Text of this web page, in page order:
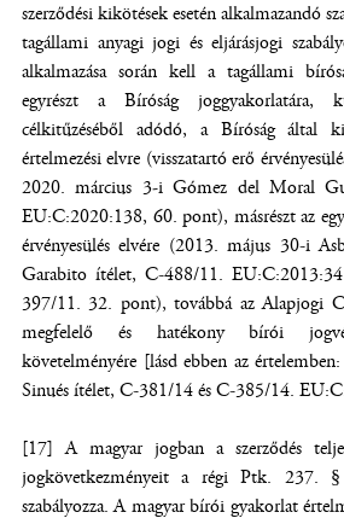
szerződési kikötések esetén alkalmazandó
tagállami anyagi jogi és eljárásjogi
alkalmazása során kell a tagállami
egyrészt a Bíróság joggyakorlatára,
célkitűzéséből adódó, a Bíróság által
értelmezési elvre (visszatartó erő
2020. március 3‑i Gómez del Moral
EU:C:2020:138, 60. pont), másrészt az
érvényesülés elvére (2013. május 30-i
Garabito ítélet, C-488/11.
397/11. 32. pont), továbbá az Alapjogi
megfelelő és hatékony bírói
követelményére [lásd ebben az
Sinués ítélet, C-381/14 és C-385/14.
[17] A magyar jogban a szerződés
jogkövetkezményeit a régi Ptk. 237.
szabályozza. A magyar bírói gyakorlat